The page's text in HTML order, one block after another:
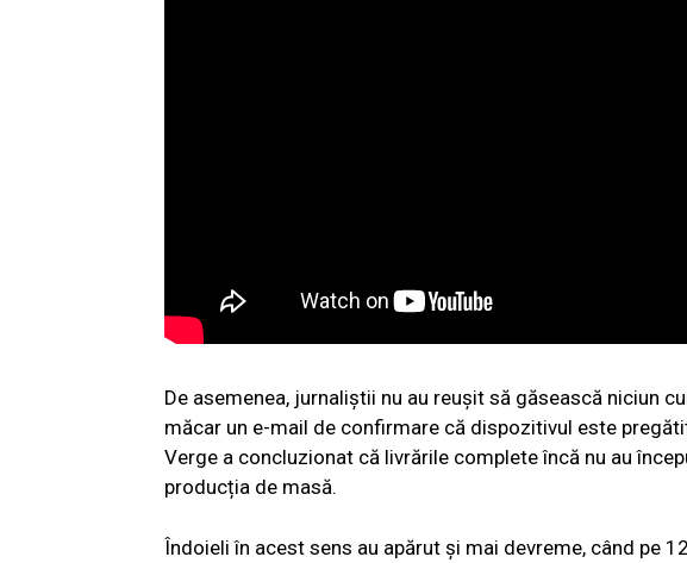
De asemenea, jurnaliștii nu au reușit să găsească niciun
măcar un e-mail de confirmare că dispozitivul este
Verge a concluzionat că livrările complete încă nu au
producția de masă.
Îndoieli în acest sens au apărut și mai devreme, când pe